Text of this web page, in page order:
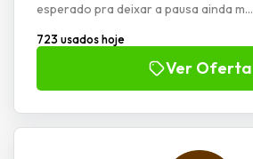
esperado pra deixar a pausa ainda m...
723 usados hoje
Ver Oferta